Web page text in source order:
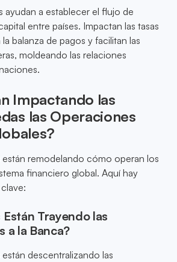
ayudan a establecer el flujo de
entre países. Impactan las tasas
balanza de pagos y facilitan las
moldeando las relaciones
Impactando las
las Operaciones
remodelando cómo operan los
financiero global. Aquí hay
Trayendo las
a la Banca?
descentralizando las